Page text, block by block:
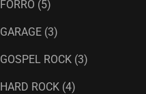
FORRÓ (5)
GARAGE (3)
GOSPEL ROCK (3)
HARD ROCK (4)